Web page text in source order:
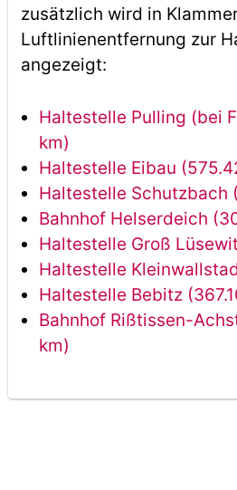
zusätzlich wird in
Luftlinienentfernung zur
angezeigt:
Haltestelle Pulling (bei
km)
Haltestelle Eibau
Haltestelle Schutzbach
Bahnhof Helserdeich
Haltestelle Groß
Haltestelle
Haltestelle Bebitz
Bahnhof Rißtissen-
km)